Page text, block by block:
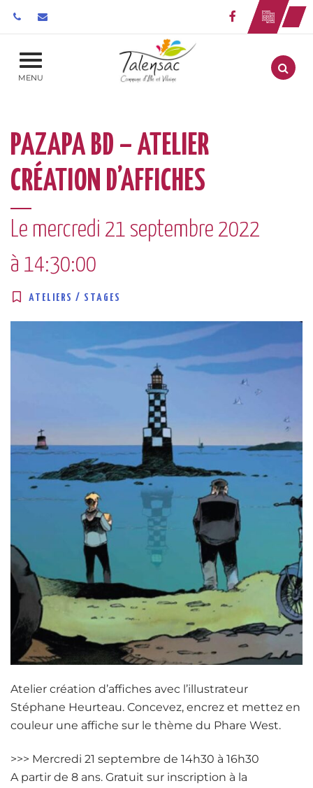
Lien vers le
MENU Aller
PAZAPA BD – ATELIER
CRÉATION D’AFFICHES
Le mercredi 21 septembre 2022
à 14:30:00
ATELIERS / STAGES
Atelier création d’affiches avec l’illustrateur
Stéphane Heurteau. Concevez, encrez et mettez en
couleur une affiche sur le thème du Phare West.
>>> Mercredi 21 septembre de 14h30 à 16h30
A partir de 8 ans. Gratuit sur inscription à la